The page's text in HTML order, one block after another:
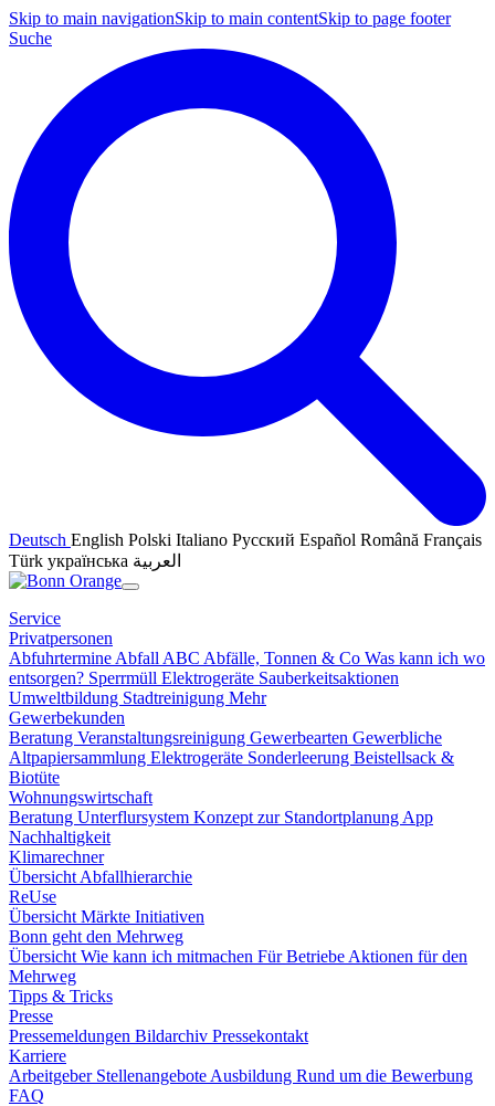
Skip to main navigationSkip to main contentSkip to page footer
Suche
Deutsch English Polski Italiano Русский Español Română Français
Türk українська العربية
Service
Privatpersonen
Abfuhrtermine Abfall ABC Abfälle, Tonnen & Co Was kann ich wo
entsorgen? Sperrmüll Elektrogeräte Sauberkeitsaktionen
Umweltbildung Stadtreinigung Mehr
Gewerbekunden
Beratung Veranstaltungsreinigung Gewerbearten Gewerbliche
Altpapiersammlung Elektrogeräte Sonderleerung Beistellsack &
Biotüte
Wohnungswirtschaft
Beratung Unterflursystem Konzept zur Standortplanung App
Nachhaltigkeit
Klimarechner
Übersicht Abfallhierarchie
ReUse
Übersicht Märkte Initiativen
Bonn geht den Mehrweg
Übersicht Wie kann ich mitmachen Für Betriebe Aktionen für den
Mehrweg
Tipps & Tricks
Presse
Pressemeldungen Bildarchiv Pressekontakt
Karriere
Arbeitgeber Stellenangebote Ausbildung Rund um die Bewerbung
FAQ